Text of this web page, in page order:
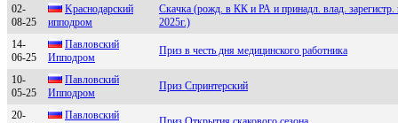
02-
08-25
Kрacнодaрcкий
ипподром
Скачка (рожд. в КК и РА и принадл. влад.
2025г.)
14-
06-25
Пaвловский
Ипподром
Приз в честь дня медицинского работника
10-
05-25
Пaвловский
Ипподром
Приз Спринтерский
20-
Павловcкий